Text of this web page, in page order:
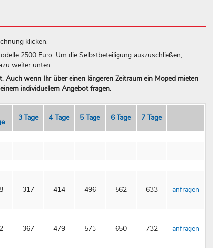
klicken.
2500 Euro. Um die Selbstbeteiligung auszuschließen,
weiter unten.
. Auch wenn Ihr über einen längeren Zeitraum ein Moped mieten
individuellem Angebot fragen.
3 Tage 4 Tage 5 Tage 6 Tage 7 Tage
317 414 496 562 633 anfragen
367 479 573 650 732 anfragen